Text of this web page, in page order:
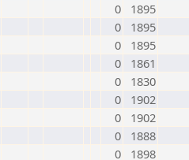
0
1895
0
1895
0
1895
0
1861
0
1830
0
1902
0
1902
0
1888
0
1898